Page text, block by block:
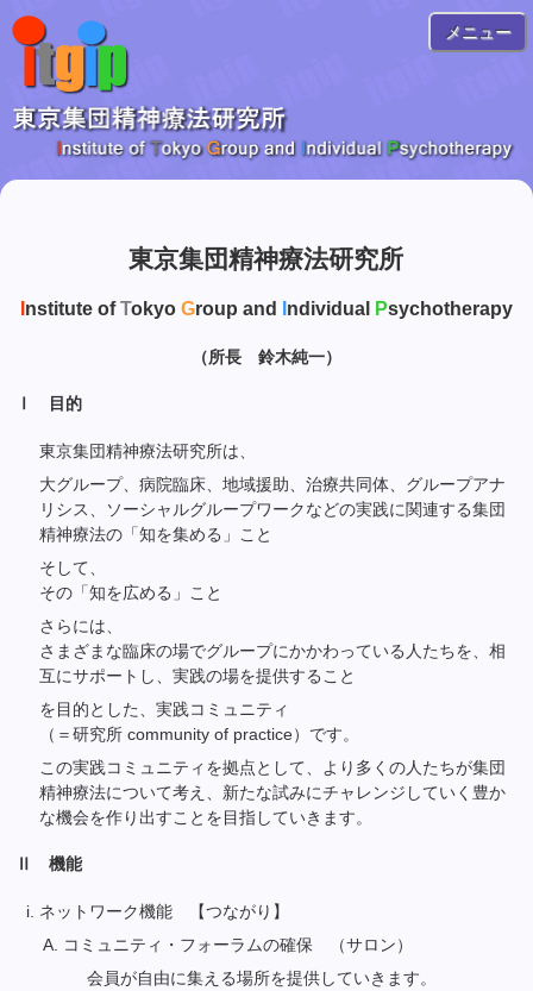
メニュー
東京集団精神療法研究所
Institute ofTokyo Group and Individual Psychotherapy
（所長 鈴木純一）
Ⅰ 目的
東京集団精神療法研究所は、
大グループ、病院臨床、地域援助、治療共同体、グループアナ
リシス、ソーシャルグループワークなどの実践に関連する集団
精神療法の「知を集める」こと
そして、
その「知を広める」こと
さらには、
さまざまな臨床の場でグループにかかわっている人たちを、相
互にサポートし、実践の場を提供すること
を目的とした、実践コミュニティ
（＝研究所 community of practice）です。
この実践コミュニティを拠点として、より多くの人たちが集団
精神療法について考え、新たな試みにチャレンジしていく豊か
な機会を作り出すことを目指していきます。
Ⅱ 機能
ネットワーク機能 【つながり】
コミュニティ・フォーラムの確保 （サロン）
会員が自由に集える場所を提供していきます。